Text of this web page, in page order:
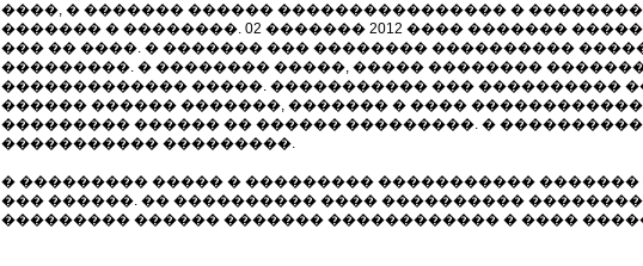
����, � ������� ������ ���������������� �
������� � ��������. 02 ������� 2012 ���� �������
��� �� ����. � ������� ��� �������� ����������
���������. � �������� �����, ����� ��������
������������� �����. ����������� ��� ����������
������ ������ �������, ������� � ����
��������� ������ �� ������ ���������. �
����������� ���������.
� ��������� ����� � ��������� �����������
��� ������. �� ���������� ���� ����������
��������� ������ ������� ������������ � ����